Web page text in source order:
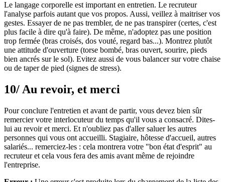
Le langage corporelle est important en entretien. Le recruteur
l'analyse parfois autant que vos propos. Aussi, veillez à maitriser vos
gestes. Essayer de ne pas trembler, de ne pas transpirer (certes, c'est
plus facile à dire qu'à faire). De même, n'adoptez pas une position
trop fermée (bras croisés, dos vouté, regard bas...). Montrez plutôt
une attitude d'ouverture (torse bombé, bras ouvert, sourire, pieds
bien ancrés sur le sol). Evitez aussi de vous balancer sur votre chaise
ou de taper de pied (signes de stress).
10/ Au revoir, et merci
Pour conclure l'entretien et avant de partir, vous devez bien sûr
remercier votre interlocuteur du temps qu'il vous a consacré. Dites-
lui au revoir et merci. Et n'oubliez pas d'aller saluer les autres
personnes qui vous ont accueilli. Stagiaire, hôtesse d'accueil, autres
salariés... remerciez-les : cela montrera votre "bon état d'esprit" au
recruteur et cela vous fera des amis avant même de rejoindre
l'entreprise.